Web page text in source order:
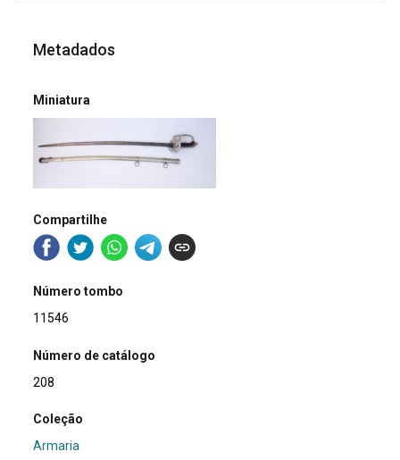
Metadados
Miniatura
Compartilhe
Número tombo
11546
Número de catálogo
208
Coleção
Armaria